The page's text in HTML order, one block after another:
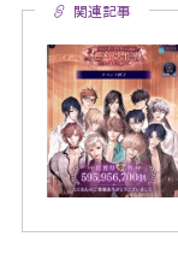
関連記事